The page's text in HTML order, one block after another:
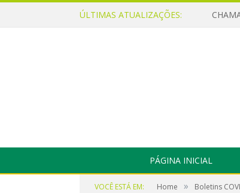
ÚLTIMAS ATUALIZAÇÕES:
PÁGINA INICIAL
VOCÊ ESTÁ EM: Home » Boletins